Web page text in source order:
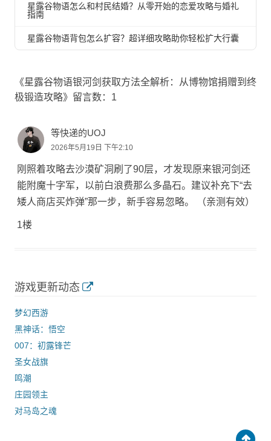
星露谷物语怎么和村民结婚？从零开始的恋爱攻略与婚礼
指南
星露谷物语背包怎么扩容？超详细攻略助你轻松扩大行囊
《星露谷物语银河剑获取方法全解析：从博物馆捐赠到终
极锻造攻略》留言数：1
等快递的UOJ
2026年5月19日 下午2:10
刚照着攻略去沙漠矿洞刷了90层，才发现原来银河剑还
能附魔十字军，以前白浪费那么多晶石。建议补充下“去
矮人商店买炸弹”那一步，新手容易忽略。 （亲测有效）
1楼
游戏更新动态
梦幻西游
黑神话：悟空
007：初露锋芒
圣女战旗
鸣潮
庄园领主
对马岛之魂